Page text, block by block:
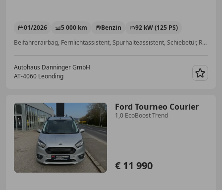
01/2026 5 000 km Benzin
92 kW (125 PS)
Beifahrerairbag, Fernlichtassistent, Spurhalteassistent, Schiebetür, Reifendruckkontrollsystem, Notbremsassistent, Nebelscheinwerfer
Autohaus Danninger GmbH
AT-4060 Leonding
Ford Tourneo Courier
1,0 EcoBoost Trend
€ 11 990